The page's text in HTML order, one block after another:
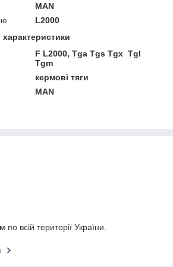
MAN
L2000
F L2000, Tga Tgs Tgx Tgl
Tgm
кермові тяги
MAN
по всій території України.